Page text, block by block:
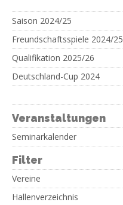
Saison 2024/25
Freundschaftsspiele 2024/25
Qualifikation 2025/26
Deutschland-Cup 2024
Veranstaltungen
Seminarkalender
Filter
Vereine
Hallenverzeichnis